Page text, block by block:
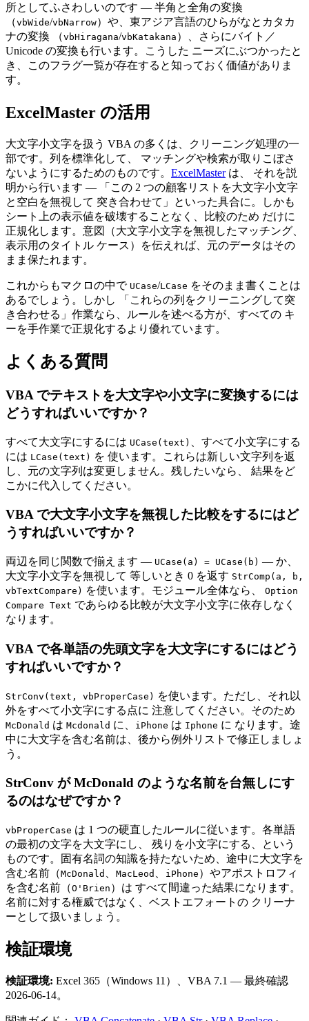
所としてふさわしいのです — 半角と全角の変換
（vbWide/vbNarrow）や、東アジア言語のひらがなとカタカ
ナの変換 （vbHiragana/vbKatakana ）、さらにバイト／
Unicode の変換も行います。こうした ニーズにぶつかったと
き、このフラグ一覧が存在すると知っておく価値がありま
す。
ExcelMaster の活用
大文字小文字を扱う VBA の多くは、クリーニング処理の一
部です。列を標準化して、 マッチングや検索が取りこぼさ
ないようにするためのものです。 ExcelMasterは、 それを説
明から行います — 「この 2 つの顧客リストを大文字小文字
と空白を無視して 突き合わせて」といった具合に。しかも
シート上の表示値を破壊することなく、比較のため だけに
正規化します。意図（大文字小文字を無視したマッチング、
表示用のタイトル ケース）を伝えれば、元のデータはその
まま保たれます。
これからもマクロの中で UCase/LCase をそのまま書くことは
あるでしょう。しかし 「これらの列をクリーニングして突
き合わせる」作業なら、ルールを述べる方が、すべての キ
ーを手作業で正規化するより優れています。
よくある質問
VBA でテキストを大文字や小文字に変換するには
どうすればいいですか？
すべて大文字にするには UCase(text)
、すべて小文字にする
には LCase(text) を 使います。これらは新しい文字列を返
し、元の文字列は変更しません。残したいなら、 結果をど
こかに代入してください。
VBA で大文字小文字を無視した比較をするにはど
うすればいいですか？
両辺を同じ関数で揃えます — UCase(a) = UCase(b) — か、
大文字小文字を無視して 等しいとき 0 を返す StrComp(a, b,
vbTextCompare) を使います。モジュール全体なら、 Option
Compare Text であらゆる比較が大文字小文字に依存しなく
なります。
VBA で各単語の先頭文字を大文字にするにはどう
すればいいですか？
StrConv(text, vbProperCase) を使います。ただし、それ以
外をすべて小文字にする点に 注意してください。そのため
McDonald は Mcdonald に、 iPhone は Iphone に なります。途
中に大文字を含む名前は、後から例外リストで修正しましょ
う。
StrConv が McDonald のような名前を台無しにす
るのはなぜですか？
vbProperCase は 1 つの硬直したルールに従います。各単語
の最初の文字を大文字にし、 残りを小文字にする、という
ものです。固有名詞の知識を持たないため、途中に大文字を
含む名前（McDonald MacLeod iPhone ）やアポストロフィ
を含む名前（O'Brien ）は すべて間違った結果になります。
名前に対する権威ではなく、ベストエフォートの クリーナ
ーとして扱いましょう。
検証環境
検証環境: Excel 365（Windows 11）、VBA 7.1 — 最終確認
2026-06-14。